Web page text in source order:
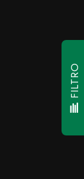
FILTRO